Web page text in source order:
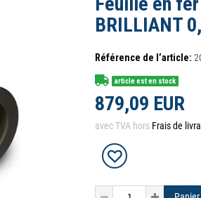
BRILLIANT
Référence de l’article:
article est en stock
879,09 EUR
avec TVA hors Frais de